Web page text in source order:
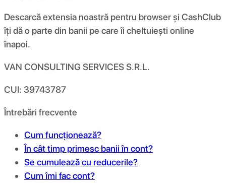
Descarcă extensia noastră pentru browser și CashClub
îți dă o parte din banii pe care îi cheltuiești online
înapoi.
VAN CONSULTING SERVICES S.R.L.
CUI: 39743787
Întrebări frecvente
Cum funcționează?
În cât timp primesc banii în cont?
Se cumulează cu reducerile?
Cum îmi fac cont?